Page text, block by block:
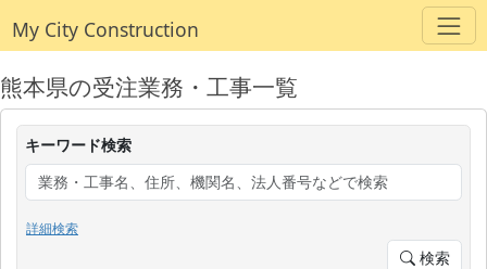
My City Construction
熊本県の受注業務・工事一覧
キーワード検索
詳細検索
検索